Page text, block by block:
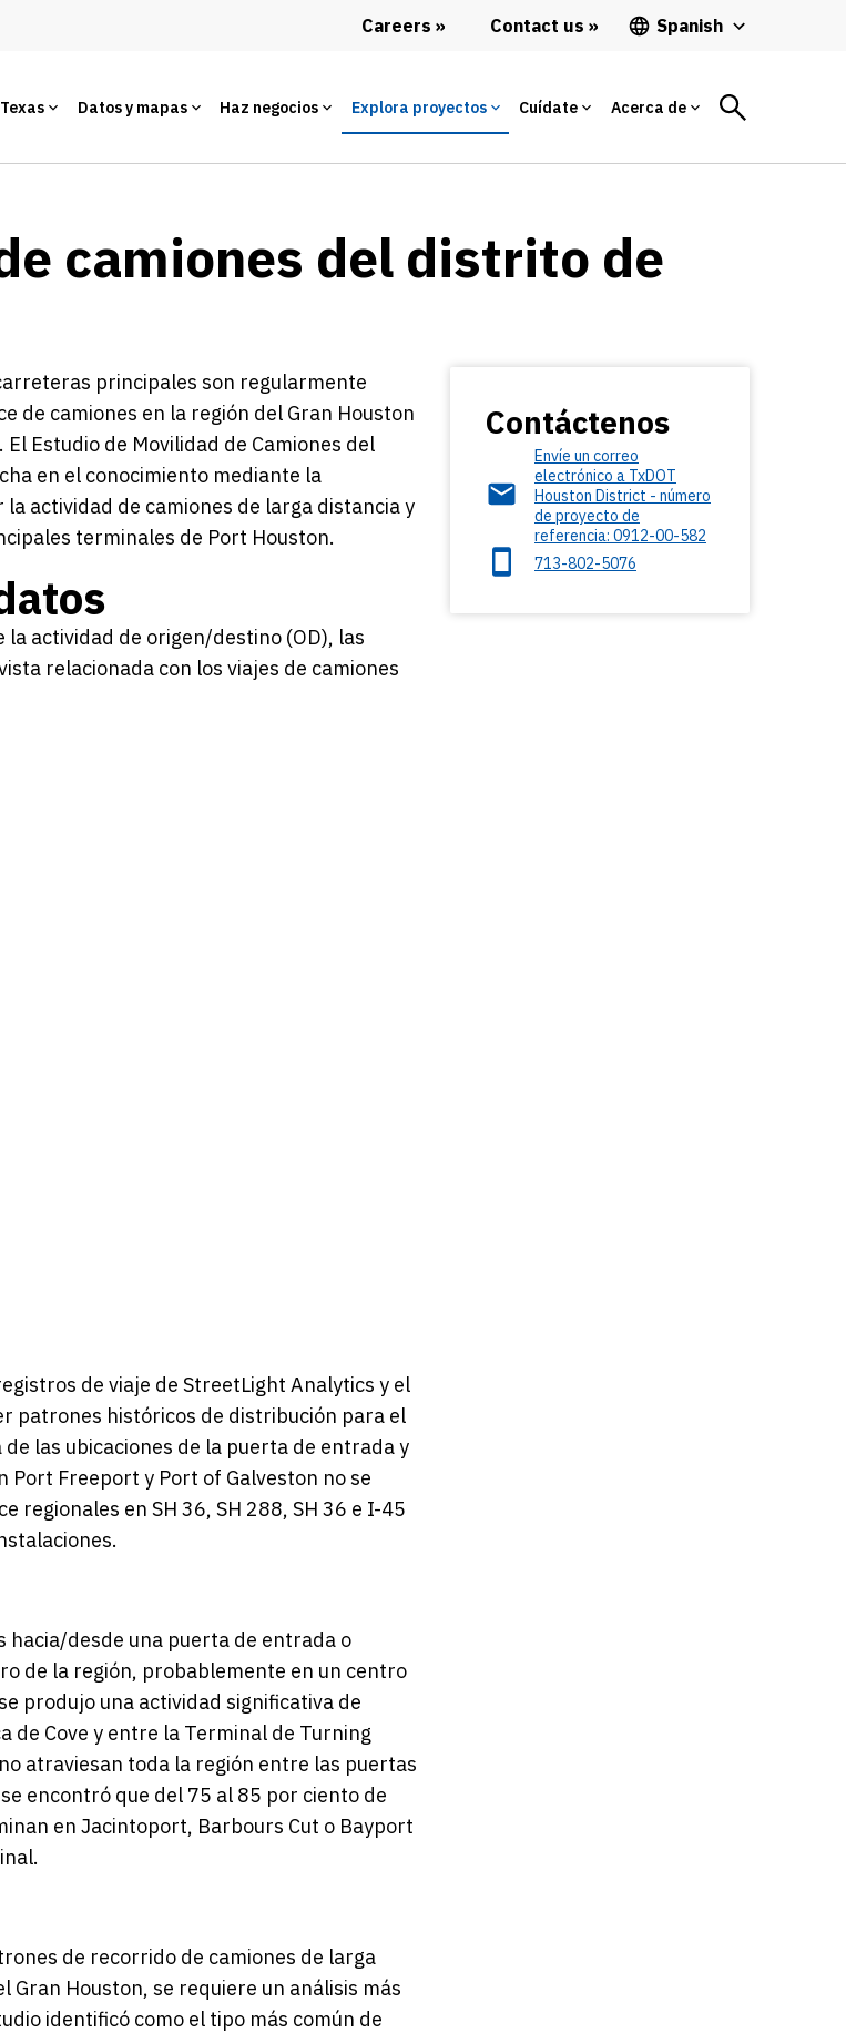
Careers Contact us Spanish
Datos y mapas Haz negocios Explora proyectos Cuídate Acerca de
camiones del distrito de
principales son regularmente
de camiones en la región del Gran Houston
Estudio de Movilidad de Camiones del
en el conocimiento mediante la
actividad de camiones de larga distancia y
terminales de Port Houston.
actividad de origen/destino (OD), las
relacionada con los viajes de camiones
de viaje de StreetLight Analytics y el
patrones históricos de distribución para el
las ubicaciones de la puerta de entrada y
Port Freeport y Port of Galveston no se
regionales en SH 36, SH 288, SH 36 e I-45
hacia/desde una puerta de entrada o
de la región, probablemente en un centro
produjo una actividad significativa de
de Cove y entre la Terminal de Turning
atraviesan toda la región entre las puertas
encontró que del 75 al 85 por ciento de
en Jacintoport, Barbours Cut o Bayport
de recorrido de camiones de larga
Houston, se requiere un análisis más
identificó como el tipo más común de
Contáctenos
Envíe un correo
electrónico a TxDOT
Houston District - número
de proyecto de
referencia: 0912-00-582
713-802-5076